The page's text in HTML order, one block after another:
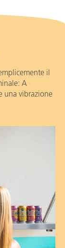
il
A
una vibrazione